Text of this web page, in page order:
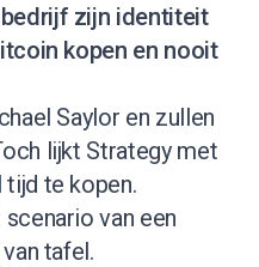
zijn identiteit
kopen en nooit
Saylor en zullen
lijkt Strategy met
te kopen.
van een
tafel.